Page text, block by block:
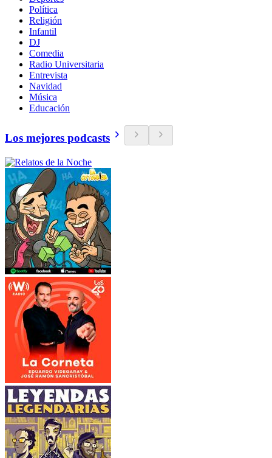
Política
Religión
Infantil
DJ
Comedia
Radio Universitaria
Entrevista
Navidad
Música
Educación
Los mejores podcasts